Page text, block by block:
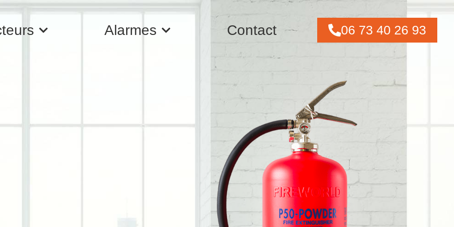
Alarmes Contact 06 73 40 26 93